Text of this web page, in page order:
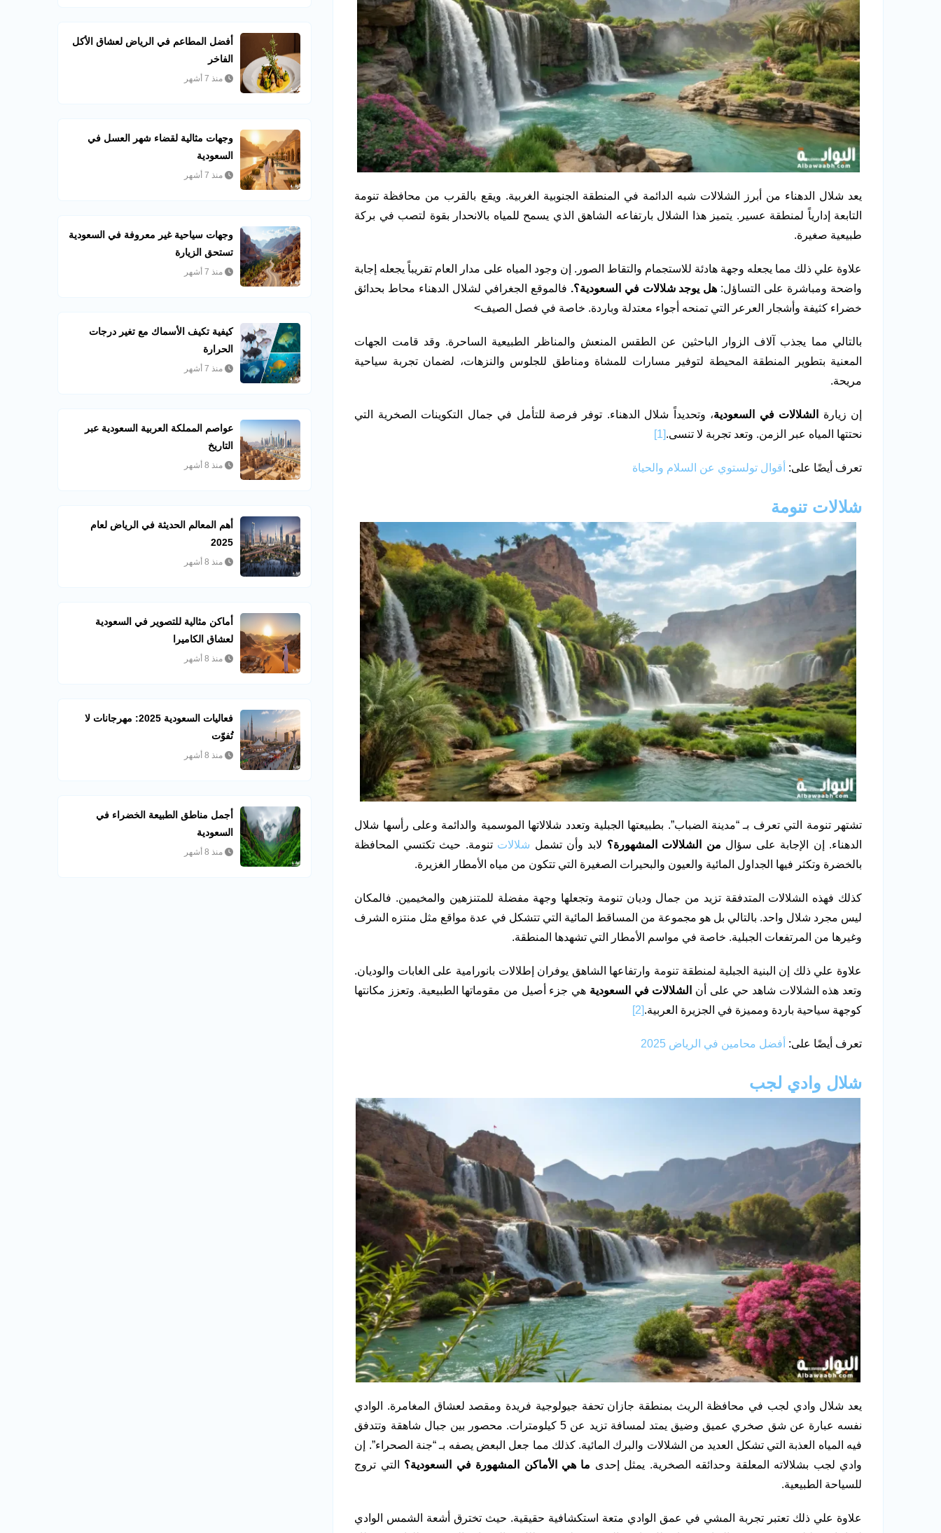
يعد شلال الدهناء من أبرز الشلالات شبه الدائمة في المنطقة الجنوبية الغربية. ويقع بالقرب من محافظة تنومة
التابعة إدارياً لمنطقة عسير. يتميز هذا الشلال بارتفاعه الشاهق الذي يسمح للمياه بالانحدار بقوة لتصب في بركة
طبيعية صغيرة.
علاوة علي ذلك مما يجعله وجهة هادئة للاستجمام والتقاط الصور. إن وجود المياه على مدار العام تقريباً يجعله إجابة
واضحة ومباشرة على التساؤل: هل يوجد شلالات في السعودية؟. فالموقع الجغرافي لشلال الدهناء محاط بحدائق
خضراء كثيفة وأشجار العرعر التي تمنحه أجواء معتدلة وباردة. خاصة في فصل الصيف>
بالتالي مما يجذب آلاف الزوار الباحثين عن الطقس المنعش والمناظر الطبيعية الساحرة. وقد قامت الجهات
المعنية بتطوير المنطقة المحيطة لتوفير مسارات للمشاة ومناطق للجلوس والنزهات، لضمان تجربة سياحية
مريحة.
إن زيارة الشلالات في السعودية، وتحديداً شلال الدهناء. توفر فرصة للتأمل في جمال التكوينات الصخرية التي
نحتتها المياه عبر الزمن. وتعد تجربة لا تنسى.[1]
تعرف أيضًا على: أقوال تولستوي عن السلام والحياة
شلالات تنومة
تشتهر تنومة التي تعرف بـ “مدينة الضباب”. بطبيعتها الجبلية وتعدد شلالاتها الموسمية والدائمة وعلى رأسها شلال
الدهناء. إن الإجابة على سؤال من الشلالات المشهورة؟ لابد وأن تشمل شلالات تنومة. حيث تكتسي المحافظة
بالخضرة وتكثر فيها الجداول المائية والعيون والبحيرات الصغيرة التي تتكون من مياه الأمطار الغزيرة.
كذلك فهذه الشلالات المتدفقة تزيد من جمال وديان تنومة وتجعلها وجهة مفضلة للمتنزهين والمخيمين. فالمكان
ليس مجرد شلال واحد. بالتالي بل هو مجموعة من المساقط المائية التي تتشكل في عدة مواقع مثل منتزه الشرف
وغيرها من المرتفعات الجبلية. خاصة في مواسم الأمطار التي تشهدها المنطقة.
علاوة علي ذلك إن البنية الجبلية لمنطقة تنومة وارتفاعها الشاهق يوفران إطلالات بانورامية على الغابات والوديان.
وتعد هذه الشلالات شاهد حي على أن
الشلالات في السعودية هي جزء أصيل من مقوماتها الطبيعية. وتعزز مكانتها
كوجهة سياحية باردة ومميزة في الجزيرة العربية.[2]
تعرف أيضًا على: أفضل محامين في الرياض 2025
شلال وادي لجب
يعد شلال وادي لجب في محافظة الريث بمنطقة جازان تحفة جيولوجية فريدة ومقصد لعشاق المغامرة. الوادي
نفسه عبارة عن شق صخري عميق وضيق يمتد لمسافة تزيد عن 5 كيلومترات. محصور بين جبال شاهقة وتتدفق
فيه المياه العذبة التي تشكل العديد من الشلالات والبرك المائية. كذلك مما جعل البعض يصفه بـ “جنة الصحراء”. إن
وادي لجب بشلالاته المعلقة وحدائقه الصخرية. يمثل إحدى ما هي الأماكن المشهورة في السعودية؟ التي تروج
للسياحة الطبيعية.
علاوة علي ذلك تعتبر تجربة المشي في عمق الوادي متعة استكشافية حقيقية. حيث تخترق أشعة الشمس الوادي
أفضل المطاعم في الرياض لعشاق الأكل
الفاخر
منذ 7 أشهر
وجهات مثالية لقضاء شهر العسل في
السعودية
منذ 7 أشهر
وجهات سياحية غير معروفة في السعودية
تستحق الزيارة
منذ 7 أشهر
كيفية تكيف الأسماك مع تغير درجات
الحرارة
منذ 7 أشهر
عواصم المملكة العربية السعودية عبر
التاريخ
منذ 8 أشهر
أهم المعالم الحديثة في الرياض لعام
2025
منذ 8 أشهر
أماكن مثالية للتصوير في السعودية
لعشاق الكاميرا
منذ 8 أشهر
فعاليات السعودية 2025: مهرجانات لا
تُفوّت
منذ 8 أشهر
أجمل مناطق الطبيعة الخضراء في
السعودية
منذ 8 أشهر